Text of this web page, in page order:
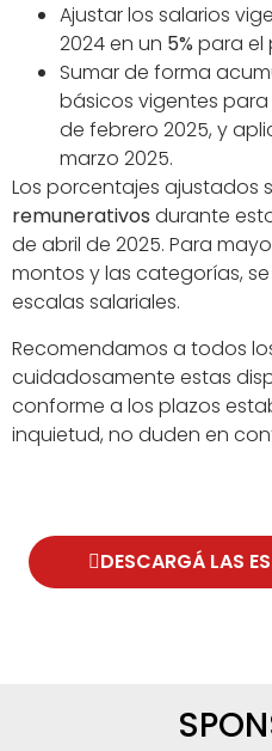
Ajustar los salarios
2024 en un 5% para el
Sumar de forma
básicos vigentes
de febrero 2025, y
marzo 2025.
Los porcentajes ajustados
remunerativos durante
de abril de 2025. Para
montos y las categorías,
escalas salariales.
Recomendamos a todos
cuidadosamente estas
conforme a los plazos
inquietud, no duden en
DESCARGÁ LAS